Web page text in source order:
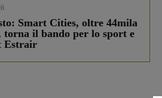
Smart Cities, oltre 44mila
torna il bando per lo sport e
Estrair